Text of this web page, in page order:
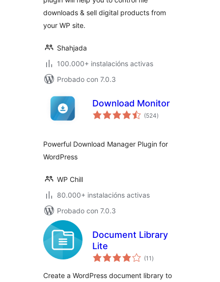
downloads & sell digital products from
your WP site.
Shahjada
100.000+ instalacións activas
Probado con 7.0.3
Download Monitor
(524valoracións
totais
)
Powerful Download Manager Plugin for
WordPress
WP Chill
80.000+ instalacións activas
Probado con 7.0.3
Document Library
Lite
(11 valoracións
totais
)
Create a WordPress document library to